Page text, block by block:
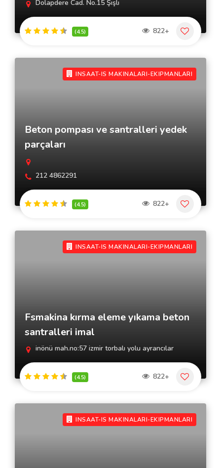
Dolapdere Cad. No.15 Şışlı
(4.5) 822+
INSAAT-IS MAKINALARI-EKIPMANLARI
Beton pompası ve santralleri yedek
parçaları
212 4862291
(4.5) 822+
INSAAT-IS MAKINALARI-EKIPMANLARI
Fsmakina kırma eleme yıkama beton
santralleri imal
inönü mah.no:57 izmir torbalı yolu ayrancılar
(4.5) 822+
INSAAT-IS MAKINALARI-EKIPMANLARI